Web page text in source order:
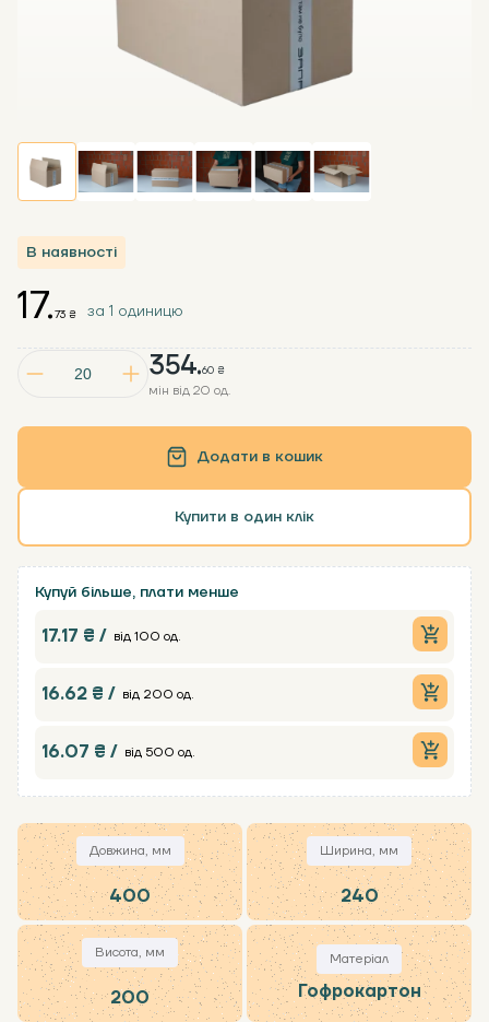
В наявності
354.60 ₴
мін від 20 од.
17.73 ₴ за 1 одиницю
Додати в кошик
Купити в один клік
Купуй більше, плати менше
17.17 ₴ / від 100 од.
16.62 ₴ / від 200 од.
16.07 ₴ / від 500 од.
Довжина, мм
400
Ширина, мм
240
Висота, мм
200
Матеріал
Гофрокартон